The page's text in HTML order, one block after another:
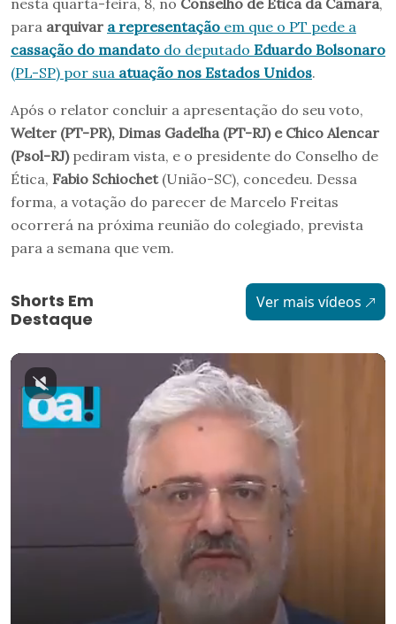
para arquivar a representação em que o PT pede a
cassação do mandato do deputado Eduardo Bolsonaro
(PL-SP) por sua atuação nos Estados Unidos.
Após o relator concluir a apresentação do seu voto,
Welter (PT-PR), Dimas Gadelha (PT-RJ) e Chico Alencar
(Psol-RJ)pediram vista, e o presidente do Conselho de
Ética, Fabio Schiochet(União-SC), concedeu. Dessa
forma, a votação do parecer de Marcelo Freitas
ocorrerá na próxima reunião do colegiado, prevista
para a semana que vem.
Shorts Em
Destaque
Ver mais vídeos